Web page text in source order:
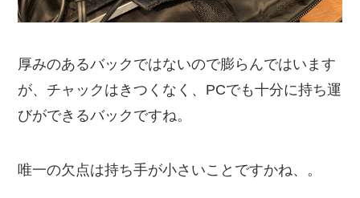
厚みのあるバックではないので膨らんではいます
が、チャックはきつくなく、PCでも十分に持ち運
びができるバックですね。
唯一の欠点は持ち手が小さいことですかね、。